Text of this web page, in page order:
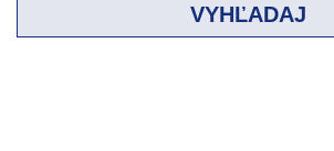
VYHĽADAJ